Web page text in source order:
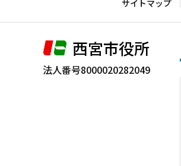
サイトマップ
西宮市役所
法人番号8000020282049